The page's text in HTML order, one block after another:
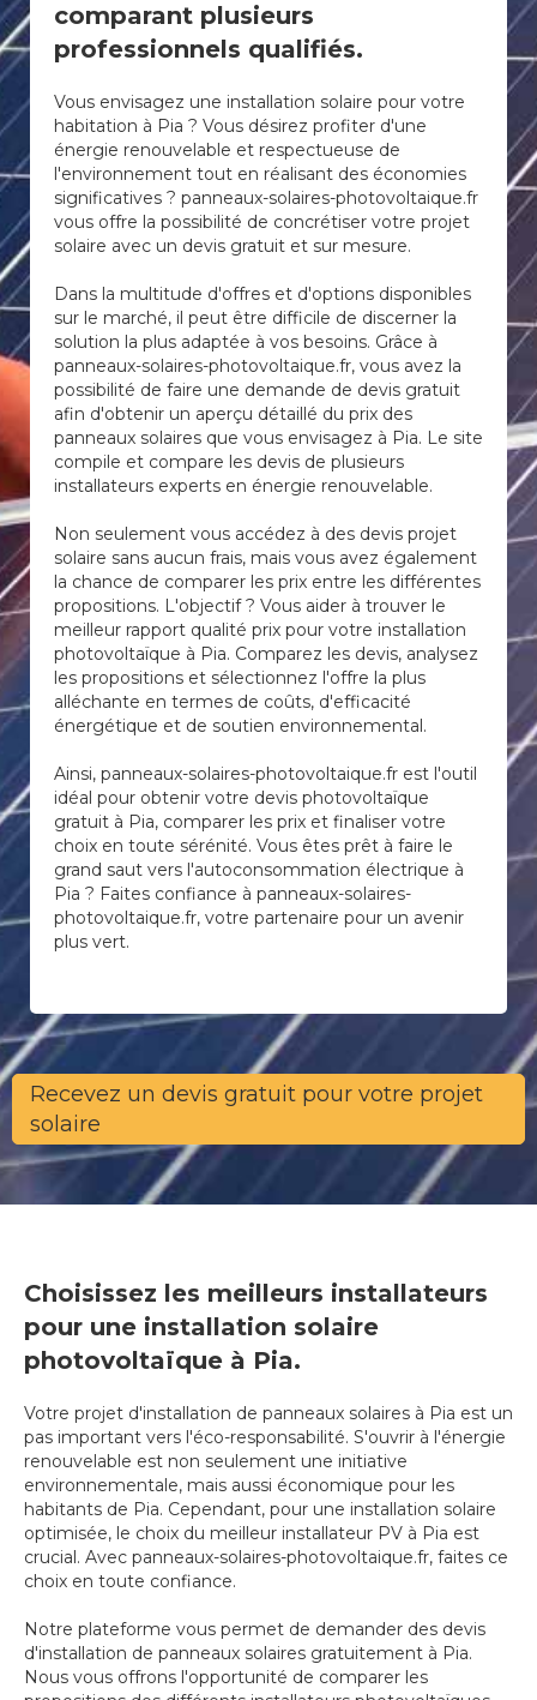
comparant plusieurs
professionnels qualifiés.
Vous envisagez une installation solaire pour votre
habitation à Pia ? Vous désirez profiter d'une
énergie renouvelable et respectueuse de
l'environnement tout en réalisant des économies
significatives ? panneaux-solaires-photovoltaique.fr
vous offre la possibilité de concrétiser votre projet
solaire avec un devis gratuit et sur mesure.
Dans la multitude d'offres et d'options disponibles
sur le marché, il peut être difficile de discerner la
solution la plus adaptée à vos besoins. Grâce à
panneaux-solaires-photovoltaique.fr, vous avez la
possibilité de faire une demande de devis gratuit
afin d'obtenir un aperçu détaillé du prix des
panneaux solaires que vous envisagez à Pia. Le site
compile et compare les devis de plusieurs
installateurs experts en énergie renouvelable.
Non seulement vous accédez à des devis projet
solaire sans aucun frais, mais vous avez également
la chance de comparer les prix entre les différentes
propositions. L'objectif ? Vous aider à trouver le
meilleur rapport qualité prix pour votre installation
photovoltaïque à Pia. Comparez les devis, analysez
les propositions et sélectionnez l'offre la plus
alléchante en termes de coûts, d'efficacité
énergétique et de soutien environnemental.
Ainsi, panneaux-solaires-photovoltaique.fr est l'outil
idéal pour obtenir votre devis photovoltaïque
gratuit à Pia, comparer les prix et finaliser votre
choix en toute sérénité. Vous êtes prêt à faire le
grand saut vers l'autoconsommation électrique à
Pia ? Faites confiance à panneaux-solaires-
photovoltaique.fr, votre partenaire pour un avenir
plus vert.
Recevez un devis gratuit pour votre projet
solaire
Choisissez les meilleurs installateurs
pour une installation solaire
photovoltaïque à Pia.
Votre projet d'installation de panneaux solaires à Pia est un
pas important vers l'éco-responsabilité. S'ouvrir à l'énergie
renouvelable est non seulement une initiative
environnementale, mais aussi économique pour les
habitants de Pia. Cependant, pour une installation solaire
optimisée, le choix du meilleur installateur PV à Pia est
crucial. Avec panneaux-solaires-photovoltaique.fr, faites ce
choix en toute confiance.
Notre plateforme vous permet de demander des devis
d'installation de panneaux solaires gratuitement à Pia.
Nous vous offrons l'opportunité de comparer les